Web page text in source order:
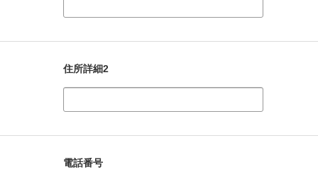
住所詳細2
電話番号